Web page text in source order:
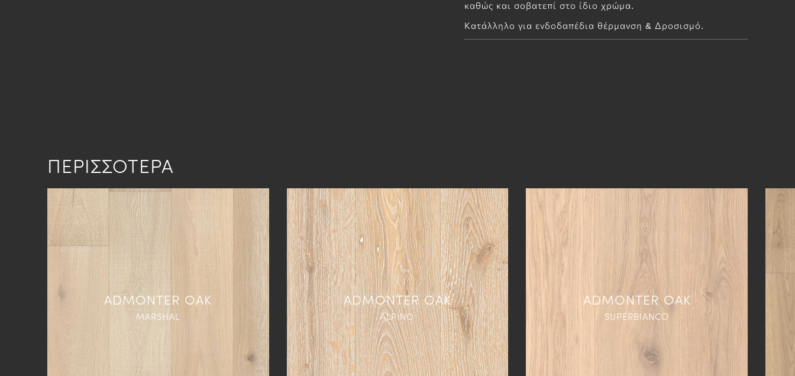
καθώς και σοβατεπί στο ίδιο χρώμα.
Κατάλληλο για ενδοδαπέδια θέρμανση & Δροσισμό.
ΠΕΡΙΣΣΟΤΕΡΑ
ADMONTER OAK
MARSHAL
ADMONTER OAK
ALPINO
ADMONTER OAK
SUPERBIANCO